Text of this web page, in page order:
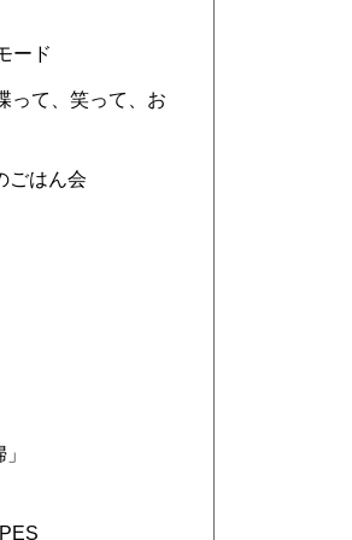
ード
って、笑って、お
ごはん会